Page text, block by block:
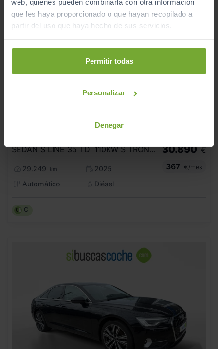
web, quienes pueden combinarla con otra información
que les haya proporcionado o que hayan recopilado a
partir del uso que haya hecho de sus servicios.
Permitir todas
Personalizar
Denegar
- 2.000
SEDAN S LINE 35 TDI 110KW S TRONIC
29.249 km
2025
Automático
Diésel
30.890 €
367
€/mes
C